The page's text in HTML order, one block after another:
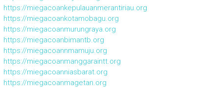
https://miegacoankepulauanmerantiriau.org
https://miegacoankotamobagu.org
https://miegacoanmurungraya.org
https://miegacoanbimantb.org
https://miegacoannmamuju.org
https://miegacoanmanggaraintt.org
https://miegacoanniasbarat.org
https://miegacoanmagetan.org